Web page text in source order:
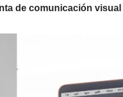
de comunicación visual